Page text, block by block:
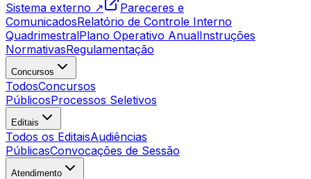
Sistema externo ↗
Pareceres e
ComunicadosRelatório de Controle Interno
QuadrimestralPlano Operativo AnualInstruções
NormativasRegulamentação
Concursos
TodosConcursos
PúblicosProcessos Seletivos
Editais
Todos os EditaisAudiências
PúblicasConvocações de Sessão
Atendimento